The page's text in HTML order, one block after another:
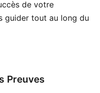
de votre
guider tout au long du
Preuves